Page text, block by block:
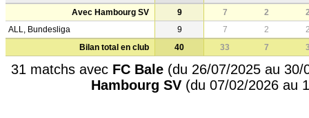
Avec Hambourg SV
9 7 2
ALL, Bundesliga
9 7 2
Bilan total en club
40 33 7
31 matchs avec FC Bale(du 26/07/2025 au 30/
Hambourg SV (du 07/02/2026 au